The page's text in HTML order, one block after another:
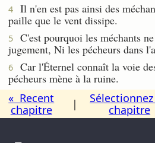
4
Il n'en est pas ainsi des
paille que le vent dissipe.
5
C'est pourquoi les méchants
jugement, Ni les pécheurs dans
6
Car l'Éternel connaît la voie
pécheurs mène à la ruine.
« Recent
chapitre
|
chapitre